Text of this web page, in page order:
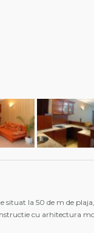
situat la 50 de m de
cu arhitectura